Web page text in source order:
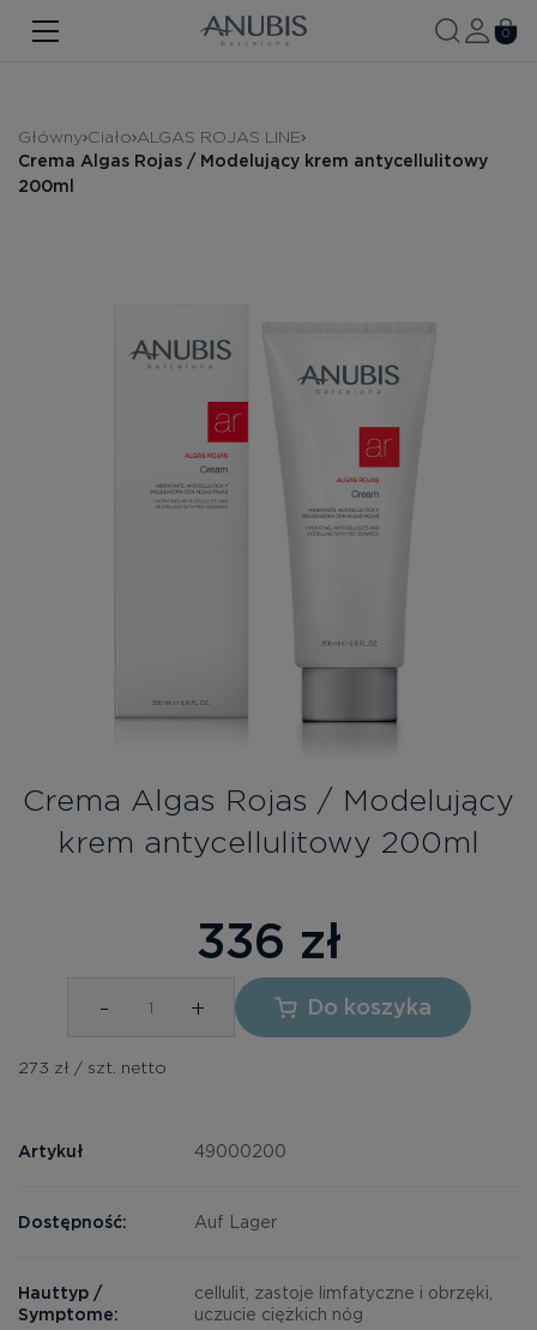
TWARZ
WŁOSY
SPA
0
Główny Ciało ALGAS ROJAS LINE
Crema Algas Rojas / Modelujący krem ​​antycellulitowy
200ml
Crema Algas Rojas / Modelujący
krem ​​antycellulitowy 200ml
336 zł
- + Do koszyka
273 zł / szt. netto
Artykuł 49000200
Dostępność: Auf Lager
Hauttyp /
Symptome:
cellulit, zastoje limfatyczne i obrzęki,
uczucie ciężkich nóg